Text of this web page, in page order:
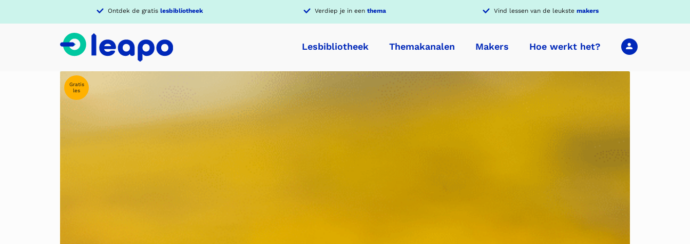
Ontdek de gratis lesbibliotheek Verdiep je in eenthema Vind lessen van de leukste makers
Lesbibliotheek Themakanalen Makers Hoe werkt het?
Gratis
les